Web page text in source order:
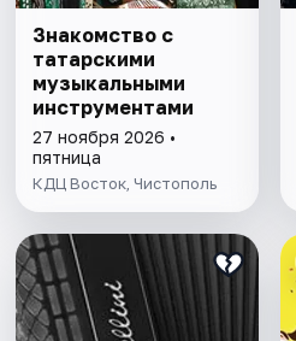
Знакомство с
татарскими
музыкальными
инструментами
27 ноября 2026 •
пятница
КДЦ Восток, Чистополь